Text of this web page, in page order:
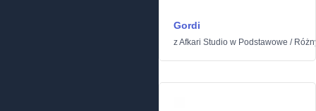
Gordi
zAfkari Studio w Podstawowe /